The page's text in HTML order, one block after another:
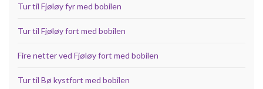
Tur til Fjøløy fyr med bobilen
Tur til Fjøløy fort med bobilen
Fire netter ved Fjøløy fort med bobilen
Tur til Bø kystfort med bobilen